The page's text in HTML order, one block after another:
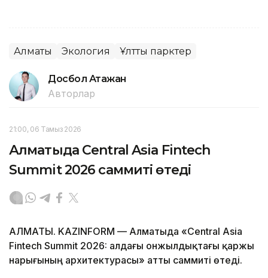
Алматы Экология Ұлттық парктер
Досбол Атажан
Авторлар
21:00, 06 Тамыз 2026
Алматыда Central Asia Fintech
Summit 2026 саммиті өтеді
АЛМАТЫ. KAZINFORM — Алматыда «Central Asia
Fintech Summit 2026: алдағы онжылдықтағы қаржы
нарығының архитектурасы» атты саммиті өтеді.